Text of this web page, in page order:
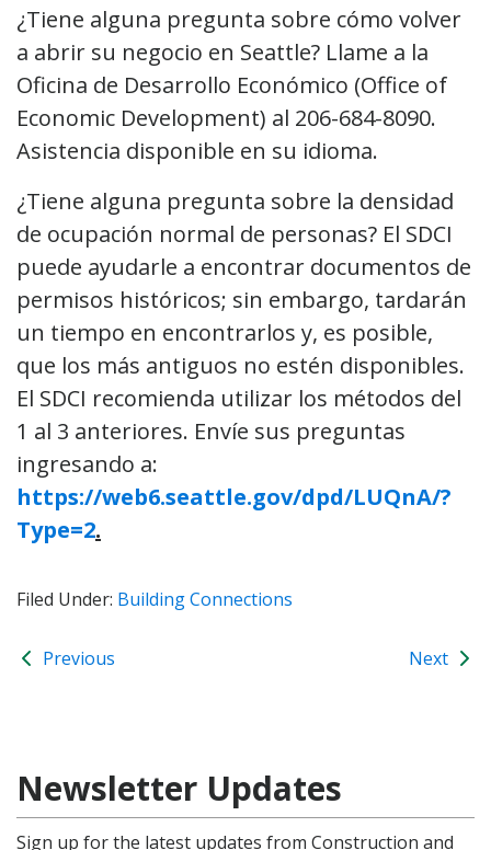
¿Tiene alguna pregunta sobre cómo volver
a abrir su negocio en Seattle? Llame a la
Oficina de Desarrollo Económico (Office of
Economic Development) al 206-684-8090.
Asistencia disponible en su idioma.
¿Tiene alguna pregunta sobre la densidad
de ocupación normal de personas? El SDCI
puede ayudarle a encontrar documentos de
permisos históricos; sin embargo, tardarán
un tiempo en encontrarlos y, es posible,
que los más antiguos no estén disponibles.
El SDCI recomienda utilizar los métodos del
1 al 3 anteriores. Envíe sus preguntas
ingresando a:
https://web6.seattle.gov/dpd/LUQnA/?
Type=2.
Filed Under: Building Connections
Previous Next
Newsletter Updates
Sign up for the latest updates from Construction and